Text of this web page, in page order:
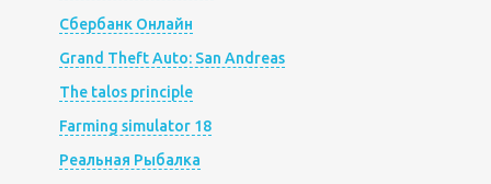
Сбербанк Онлайн
Grand Theft Auto: San Andreas
The talos principle
Farming simulator 18
Реальная Рыбалка